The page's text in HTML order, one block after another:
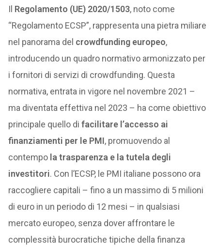
Il Regolamento (UE) 2020/1503, noto come
“Regolamento ECSP”, rappresenta una pietra miliare
nel panorama del crowdfunding europeo,
introducendo un quadro normativo armonizzato per
i fornitori di servizi di crowdfunding. Questa
normativa, entrata in vigore nel novembre 2021 –
ma diventata effettiva nel 2023 – ha come obiettivo
principale quello difacilitare l’accesso ai
finanziamenti per le PMI, promuovendo al
contempo la trasparenza e la tutela degli
investitori. Con l’ECSP, le PMI italiane possono ora
raccogliere capitali – fino a un massimo di 5 milioni
di euro in un periodo di 12 mesi – in qualsiasi
mercato europeo, senza dover affrontare le
complessità burocratiche tipiche della finanza